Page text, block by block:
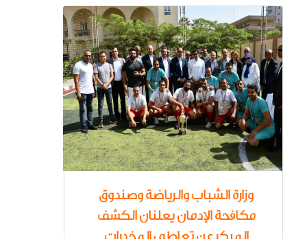
وزارة الشباب والرياضة وصندوق
مكافحة الإدمان يعلنان الكشف